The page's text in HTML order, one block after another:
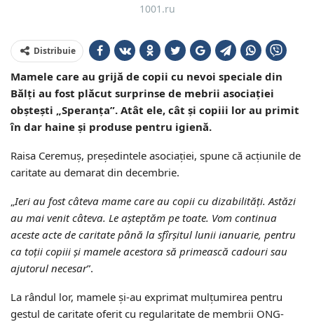
1001.ru
Distribuie
Mamele care au grijă de copii cu nevoi speciale din
Bălți au fost plăcut surprinse de mebrii asociației
obștești „Speranța”. Atât ele, cât și copiii lor au primit
în dar haine și produse pentru igienă.
Raisa Ceremuș, președintele asociației, spune că acțiunile de
caritate au demarat din decembrie.
„Ieri au fost câteva mame care au copii cu dizabilități. Astăzi
au mai venit câteva. Le așteptăm pe toate. Vom continua
aceste acte de caritate până la sfîrșitul lunii ianuarie, pentru
ca toții copiii și mamele acestora să primească cadouri sau
ajutorul necesar”.
La rândul lor, mamele și-au exprimat mulțumirea pentru
gestul de caritate oferit cu regularitate de membrii ONG-